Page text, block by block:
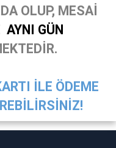
OLUP, MESAİ
AYNI GÜN
İLE ÖDEME